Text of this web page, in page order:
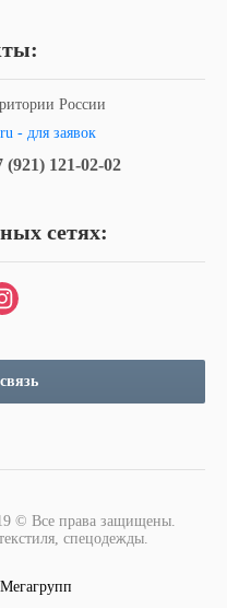
России
- для заявок
(921) 121-02-02
сетях:
Все права защищены.
спецодежды.